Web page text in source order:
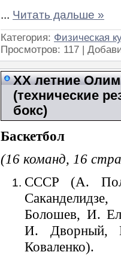
... Читать дальше »
Категория: Физическая
Просмотров: 117 |
XX летние
(технические
бокс)
Баскетбол
(16 команд, 16
СССР (А.
Болошев, И.
И. Дворный,
Коваленко).